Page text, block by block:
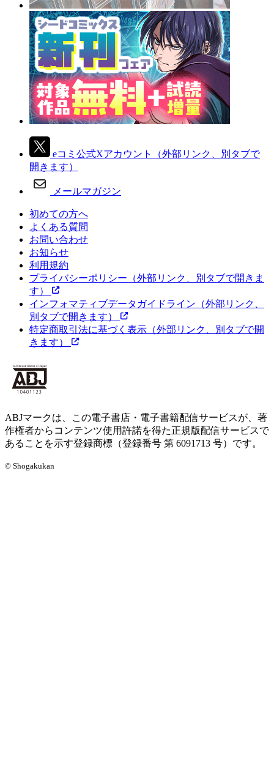
eコミ公式Xアカウント
（外部リンク、別タブで
開きます）
メールマガジン
初めての方へ
よくある質問
お問い合わせ
お知らせ
利用規約
プライバシーポリシー （外部リンク、別タブで開きま
す）
インフォマティブデータガイドライン （外部リンク、
別タブで開きます）
特定商取引法に基づく表示 （外部リンク、別タブで開
きます）
ABJマークは、この電子書店・電子書籍配信サービスが、著
作権者からコンテンツ使用許諾を得た正規版配信サービスで
あることを示す登録商標（登録番号 第 6091713 号）です。
© Shogakukan